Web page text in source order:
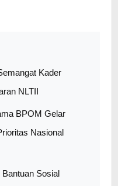
Kader
NLTII
BPOM Gelar
Nasional
Sosial